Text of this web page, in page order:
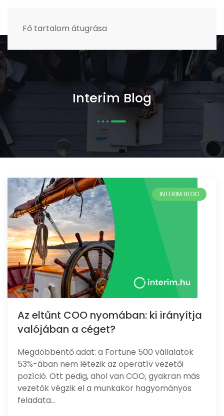
Fő tartalom átugrása
Interim Blog
Az eltűnt COO nyomában: ki irányítja
valójában a céget?
Megdöbbentő adat: a Fortune 500 vállalatok
53%-ában nem létezik az operatív vezetői
pozíció. Ott pedig, ahol van COO, gyakran más
vezetők végzik el a munkakör hagyományos
feladata…